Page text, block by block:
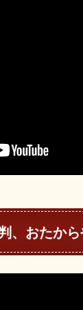
、おたか